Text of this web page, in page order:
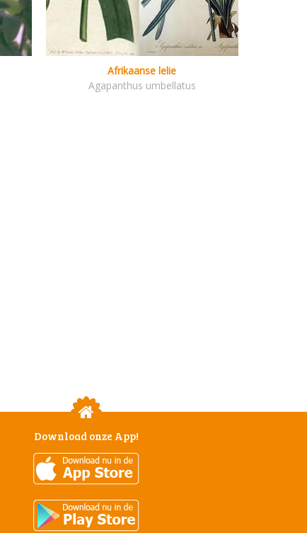
Afrikaanse lelie
Agapanthus umbellatus
Download onze App!